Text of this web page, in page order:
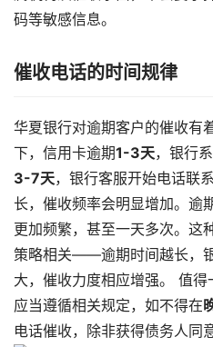
码等敏感信息。
催收电话的时间规律
华夏银行对逾期客户的催收有
下，信用卡逾期​​1-3天​，银行
3-7天​，银行客服开始电话联
长，催收频率会明显增加。逾
更加频繁，甚至一天多次。这
策略相关——逾期时间越长，
大，催收力度相应增强。 值
应当遵循相关规定，如不得在​
电话催收，除非获得债务人同意